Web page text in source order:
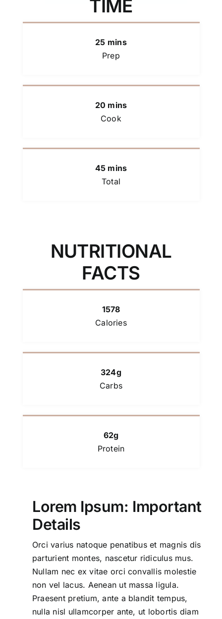
TIME
25 mins
Prep
20 mins
Cook
45 mins
Total
NUTRITIONAL
FACTS
1578
Calories
324g
Carbs
62g
Protein
Lorem Ipsum: Important
Details
Orci varius natoque penatibus et magnis dis
parturient montes, nascetur ridiculus mus.
Nullam nec ex vitae orci convallis molestie
non vel lacus. Aenean ut massa ligula.
Praesent pretium, ante a blandit tempus,
nulla nisl ullamcorper ante, ut lobortis diam